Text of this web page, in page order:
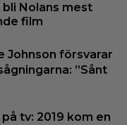
bli Nolans mest
film
Johnson försvarar
”Sånt
på tv: 2019 kom en